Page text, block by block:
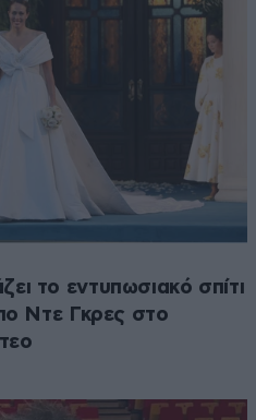
το εντυπωσιακό σπίτι
Ντε Γκρες στο